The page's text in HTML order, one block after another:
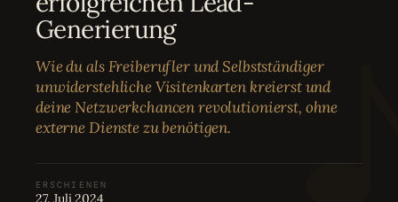
04 Bewertungen
Karriere
06 Partnerprogramm
Generierung
Wie du als Freiberufler und Selbstständiger
unwiderstehliche Visitenkarten kreierst und
deine Netzwerkchancen revolutionierst, ohne
externe Dienste zu benötigen.
ERSCHIENEN
27. Juli 2024